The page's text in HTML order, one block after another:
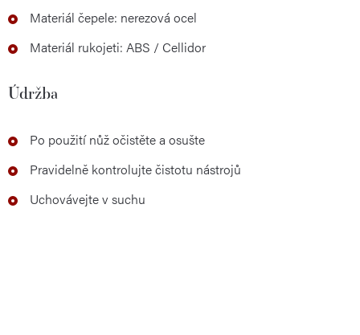
Materiál čepele: nerezová ocel
Materiál rukojeti: ABS / Cellidor
Údržba
Po použití nůž očistěte a osušte
Pravidelně kontrolujte čistotu nástrojů
Uchovávejte v suchu